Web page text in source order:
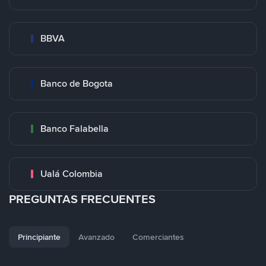
BBVA
Banco de Bogota
Banco Falabella
Ualá Colombia
PREGUNTAS FRECUENTES
Principiante Avanzado Comerciantes